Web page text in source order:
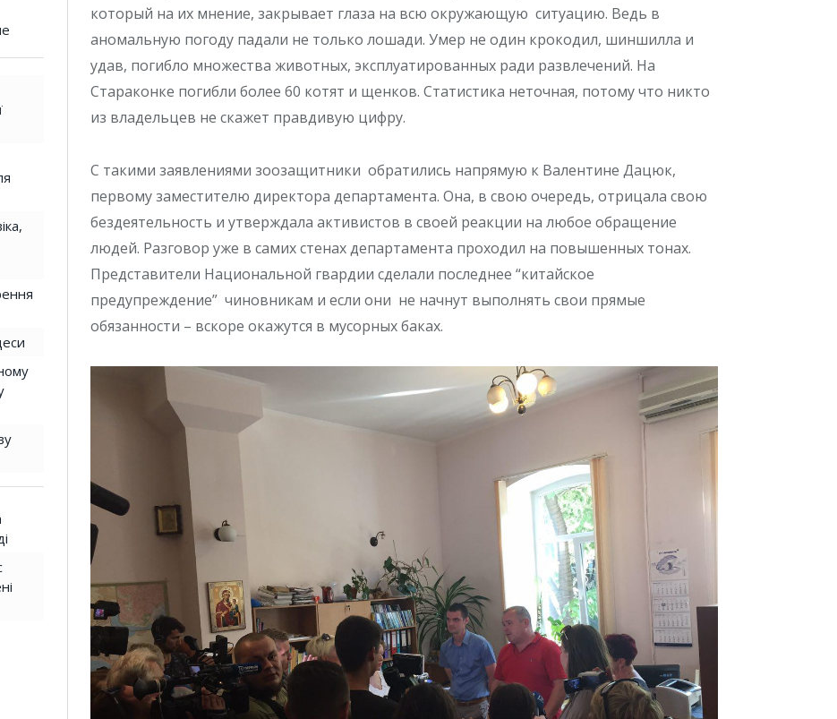
который на их мнение, закрывает глаза на всю окружающую ситуацию. Ведь в
аномальную погоду падали не только лошади. Умер не один крокодил, шиншилла и
удав, погибло множества животных, эксплуатированных ради развлечений. На
Стараконке погибли более 60 котят и щенков. Статистика неточная, потому что никто
из владельцев не скажет правдивую цифру.
С такими заявлениями зоозащитники обратились напрямую к Валентине Дацюк,
первому заместителю директора департамента. Она, в свою очередь, отрицала свою
бездеятельность и утверждала активистов в своей реакции на любое обращение
людей. Разговор уже в самих стенах департамента проходил на повышенных тонах.
Представители Национальной гвардии сделали последнее “китайское
предупреждение” чиновникам и если они не начнут выполнять свои прямые
обязанности – вскоре окажутся в мусорных баках.